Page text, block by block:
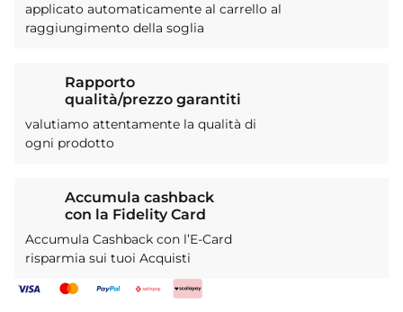
applicato automaticamente al carrello al
raggiungimento della soglia
Rapporto
qualità/prezzo garantiti
valutiamo attentamente la qualità di
ogni prodotto
Accumula cashback
con la Fidelity Card
Accumula Cashback con l’E-Card
risparmia sui tuoi Acquisti